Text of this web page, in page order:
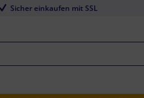
Sicher einkaufen mit SSL